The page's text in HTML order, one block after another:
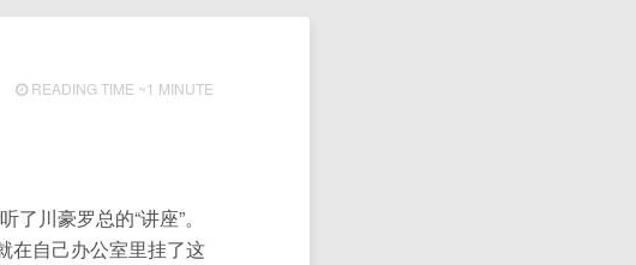
READING TIME ~1 MINUTE
川豪罗总的“讲座”。
在自己办公室里挂了这